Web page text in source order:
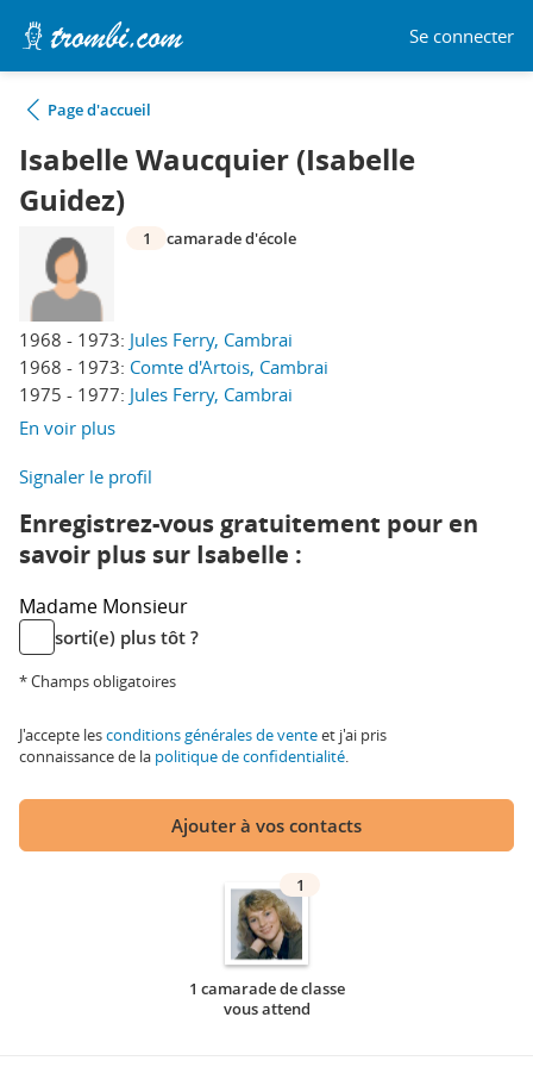
Se connecter
Page d'accueil
Isabelle Waucquier (Isabelle
Guidez)
1968 - 1973: Jules Ferry, Cambrai
1968 - 1973: Comte d'Artois, Cambrai
1975 - 1977: Jules Ferry, Cambrai
En voir plus
1 camarade d'école
Signaler le profil
Enregistrez-vous gratuitement pour en
savoir plus sur Isabelle :
Madame Monsieur
sorti(e) plus tôt ?
* Champs obligatoires
J'accepte lesconditions générales de venteet j'ai pris
connaissance de la politique de confidentialité.
Ajouter à vos contacts
1
1 camarade de classe
vous attend